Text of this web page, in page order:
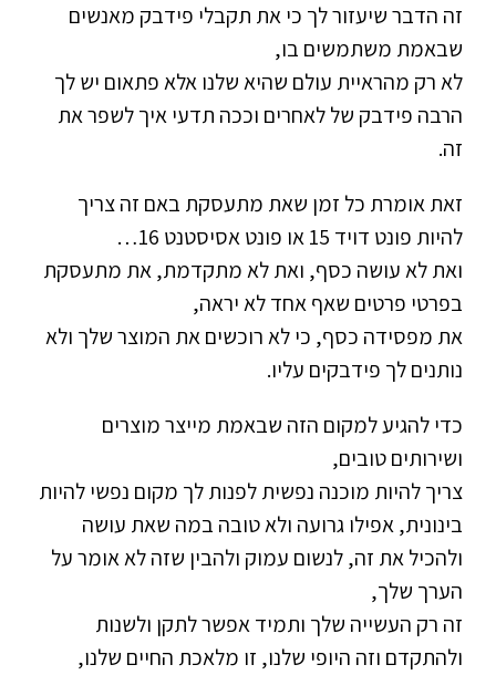
זה הדבר שיעזור לך כי את תקבלי פידבק מאנשים
שבאמת משתמשים בו,
לא רק מהראיית עולם שהיא שלנו אלא פתאום יש לך
הרבה פידבק של לאחרים וככה תדעי איך לשפר את
זה.
זאת אומרת כל זמן שאת מתעסקת באם זה צריך
להיות פונט דויד 15 או פונט אסיסטנט 16…
ואת לא עושה כסף, ואת לא מתקדמת, את מתעסקת
בפרטי פרטים שאף אחד לא יראה,
את מפסידה כסף, כי לא רוכשים את המוצר שלך ולא
נותנים לך פידבקים עליו.
כדי להגיע למקום הזה שבאמת מייצר מוצרים
ושירותים טובים,
צריך להיות מוכנה נפשית לפנות לך מקום נפשי להיות
בינונית, אפילו גרועה ולא טובה במה שאת עושה
ולהכיל את זה, לנשום עמוק ולהבין שזה לא אומר על
הערך שלך,
זה רק העשייה שלך ותמיד אפשר לתקן ולשנות
ולהתקדם וזה היופי שלנו, זו מלאכת החיים שלנו,